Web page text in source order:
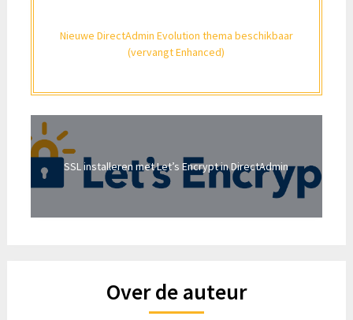
Nieuwe DirectAdmin Evolution thema beschikbaar
(vervangt Enhanced)
SSL installeren met Let’s Encrypt in DirectAdmin
Over de auteur